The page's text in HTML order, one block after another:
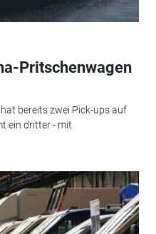
Pritschenwagen
bereits zwei Pick-ups auf
ein dritter - mit